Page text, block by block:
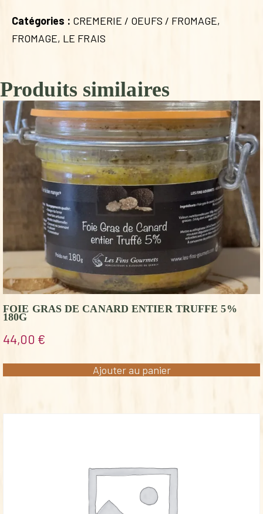
Catégories : CREMERIE / OEUFS / FROMAGE,
FROMAGE, LE FRAIS
Produits similaires
FOIE GRAS DE CANARD ENTIER TRUFFE 5%
180G
44,00 €
Ajouter au panier